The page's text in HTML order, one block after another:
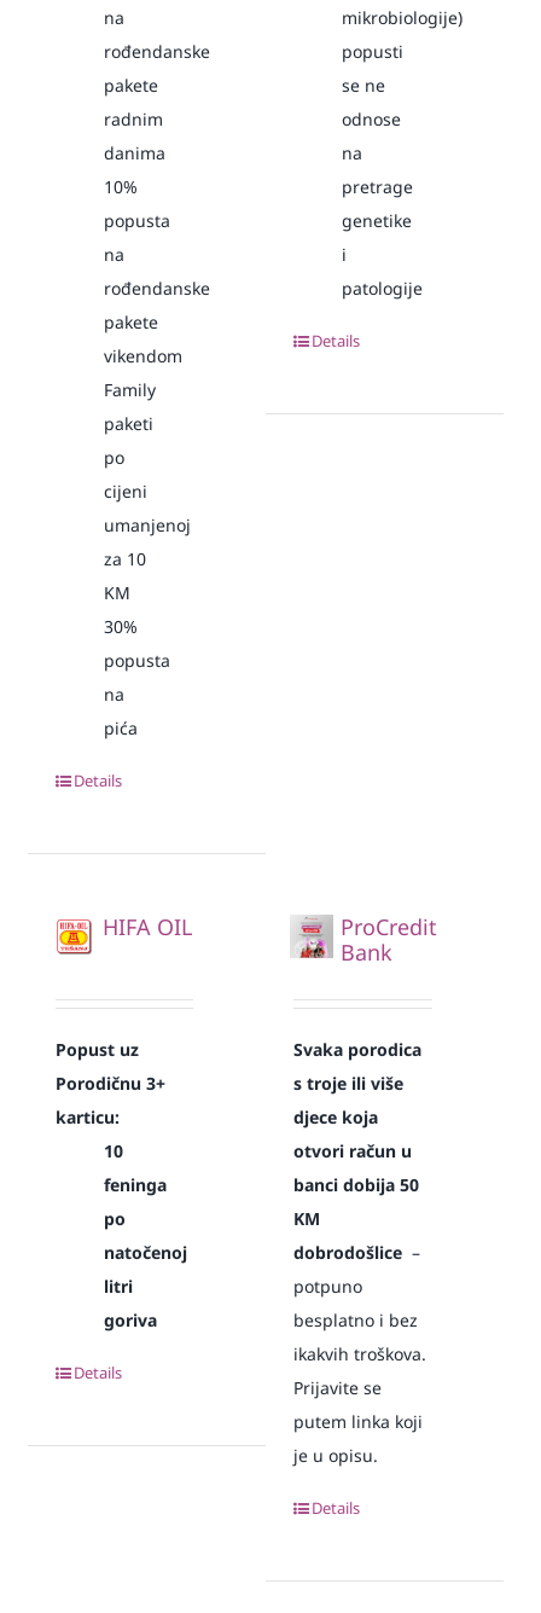
na
rođendanske
pakete
radnim
danima
10%
popusta
na
rođendanske
pakete
vikendom
Family
paketi
po
cijeni
umanjenoj
za 10
KM
30%
popusta
na
pića
Details
mikrobiologije)
popusti
se ne
odnose
na
pretrage
genetike
i
patologije
Details
HIFA OIL
Popust uz
Porodičnu 3+
karticu:
10
feninga
po
natočenoj
litri
goriva
Details
ProCredit
Bank
Svaka porodica
s troje ili više
djece koja
otvori račun u
banci dobija 50
KM
dobrodošlice –
potpuno
besplatno i bez
ikakvih troškova.
Prijavite se
putem linka koji
je u opisu.
Details